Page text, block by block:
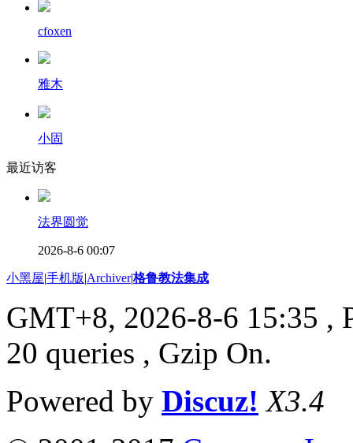
cfoxen
雅木
小固
最近访客
法界圆觉
2026-8-6 00:07
小黑屋|手机版|Archiver|格鲁教法集成
GMT+8, 2026-8-6 15:35 ,
20 queries , Gzip On.
Powered by Discuz! X3.4